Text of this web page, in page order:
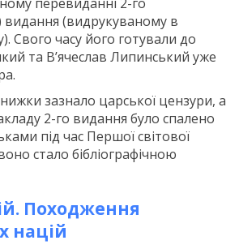
видання (видрукуваному в
Свого часу його готували до
та В’ячеслав Липинський уже
зазнало царської цензури, а
2-го видання було спалено
під час Першої світової
стало бібліографічною
Походження
націй